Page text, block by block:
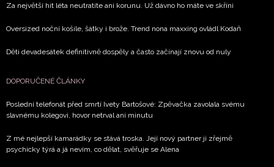
Za největší hit léta neutratíte ani korunu. Už dávno ho máte ve skříni
Oversized noční košile, šátky i brože. Trend nona maxxing ovládl Kodaň
Děti devadesátek definitivně dospěly a často začínají znovu od nuly
DOPORUČENÉ ČLÁNKY
Poslední telefonát před smrtí Ivety Bartošové: Zpěvačka zavolala svému
slavnému kolegovi, hovor netrval ani minutu
Z mé nejlepší kamarádky se stává troska. Její nový partner ji zřejmě
psychicky týrá a já nevím, co dělat, svěřuje se Alena